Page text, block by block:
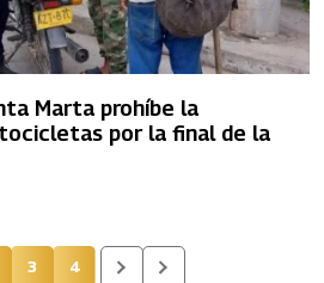
Marta prohíbe la
por la final de la
Página
3 Página
4